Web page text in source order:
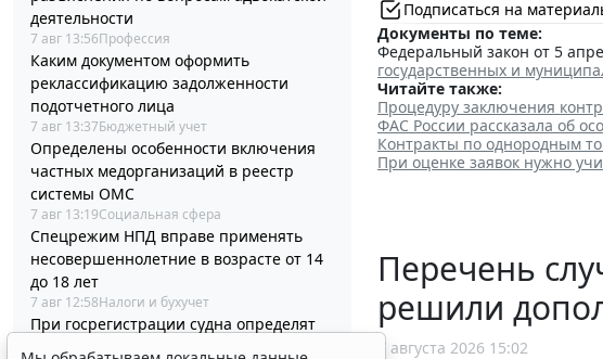
деятельности
7 авг 13:56Профессия
Каким документом оформить
реклассификацию задолженности
подотчетного лица
7 авг 13:37Бюджетный учет
Определены особенности включения
частных медорганизаций в реестр
системы ОМС
7 авг 13:19Социальная сфера
Спецрежим НПД вправе применять
несовершеннолетние в возрасте от 14
до 18 лет
7 авг 12:58Налоги и бухучет
При госрегистрации судна определят
соответствие идентифицирующим
Подписаться на
Документы по теме:
Федеральный закон от 5
государственных и
Читайте также:
Процедуру заключения
ФАС России рассказала об
Контракты по однородным
При оценке заявок нужно
Перечень
решили
7 августа 2026 15:02